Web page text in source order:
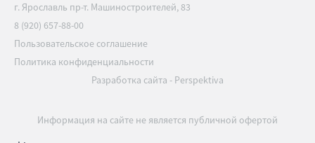
г. Ярославль пр-т. Машиностроителей, 83
8 (920) 657-88-00
Пользовательское соглашение
Политика конфиденциальности
Разработка сайта - Perspektiva
Информация на сайте не является публичной офертой